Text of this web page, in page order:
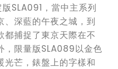
SLA091，當中主系列
、深藍的午夜之城，到
都捕捉了東京天際在不
，限量版SLA089以金色
光芒，錶盤上的字樣和